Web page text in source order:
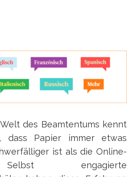
des Beamtentums kennt
dass Papier immer etwas
ist als die Online-
engagierte